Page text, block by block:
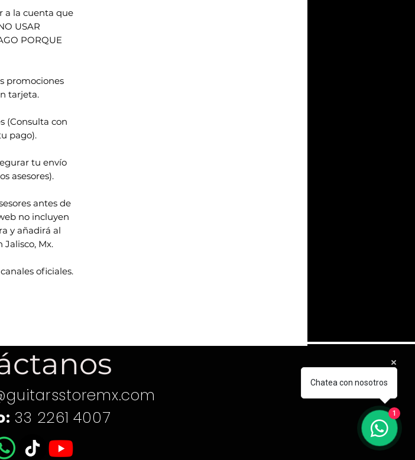
a la cuenta que
USAR
PORQUE
promociones
tarjeta.
(Consulta con
pago).
tu envío
asesores).
antes de
no incluyen
y añadirá al
Mx.
oficiales.
33 2261 4007
Chatea con nosotros
1